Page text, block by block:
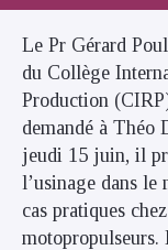
Le Pr Gérard
du Collège
Production
demandé à Théo
jeudi 15 juin, il
l’usinage dans
cas pratiques
motopropulseurs.